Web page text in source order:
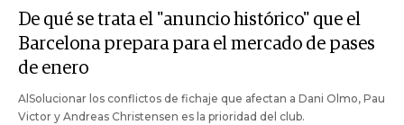
De qué se trata el "anuncio histórico" que el
Barcelona prepara para el mercado de pases
de enero
AlSolucionar los conflictos de fichaje que afectan a Dani Olmo, Pau
Victor y Andreas Christensen es la prioridad del club.